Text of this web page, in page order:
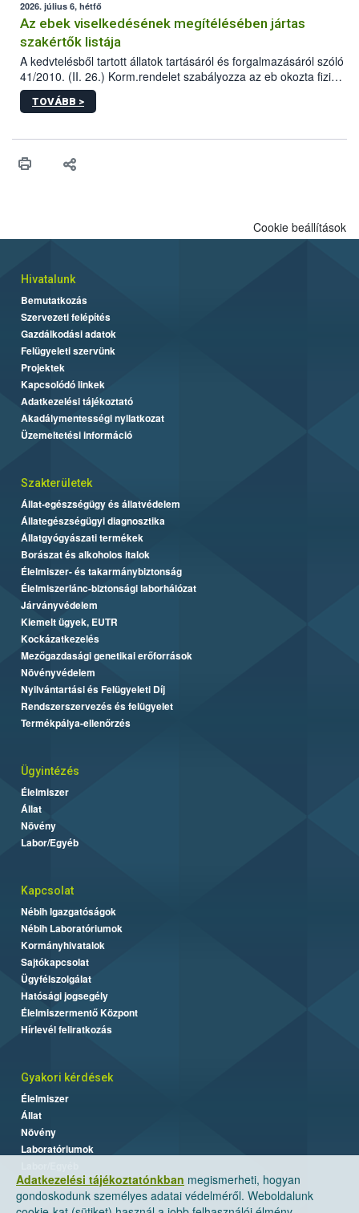
2026. július 6, hétfő
Az ebek viselkedésének megítélésében jártas
szakértők listája
A kedvtelésből tartott állatok tartásáról és forgalmazásáról szóló
41/2010. (II. 26.) Korm.rendelet szabályozza az eb okozta fizikai
sérülés, illetve ennek veszélye keletkezésekor felmerülő
hatósági feladatokat, valamint a veszélyes eb tartását és annak
vonni az ebek viselkedésének megítélésében jártas szakértőt.
TOVÁBB >
Adatkezelési tájékoztatónkban megismerheti, hogyan
gondoskodunk személyes adatai védelméről. Weboldalunk
Cookie beállítások
Hivatalunk
Bemutatkozás
Szervezeti felépítés
Gazdálkodási adatok
Felügyeleti szervünk
Projektek
Kapcsolódó linkek
Adatkezelési tájékoztató
Akadálymentességi nyilatkozat
Üzemeltetési információ
Szakterületek
Állat-egészségügy és állatvédelem
Állategészségügyi diagnosztika
Állatgyógyászati termékek
Borászat és alkoholos italok
Élelmiszer- és takarmánybiztonság
Élelmiszerlánc-biztonsági laborhálózat
Járványvédelem
Kiemelt ügyek, EUTR
Kockázatkezelés
Mezőgazdasági genetikai erőforrások
Növényvédelem
Nyilvántartási és Felügyeleti Díj
Rendszerszervezés és felügyelet
Termékpálya-ellenőrzés
Ügyintézés
Élelmiszer
Állat
Növény
Labor/Egyéb
Kapcsolat
Nébih Igazgatóságok
Nébih Laboratóriumok
Kormányhivatalok
Sajtókapcsolat
Ügyfélszolgálat
Hatósági jogsegély
Élelmiszermentő Központ
Hírlevél feliratkozás
Gyakori kérdések
Élelmiszer
Állat
Növény
Laboratóriumok